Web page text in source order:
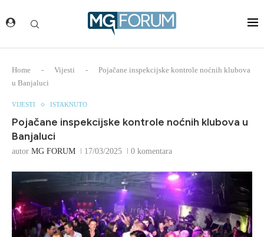
Home - Vijesti -
Pojačane inspekcijske kontrole noćnih klubova
u Banjaluci
VIJESTI ISTAKNUTO
Pojačane inspekcijske kontrole noćnih klubova u
Banjaluci
autor MG FORUM 17/03/2025 0 komentara